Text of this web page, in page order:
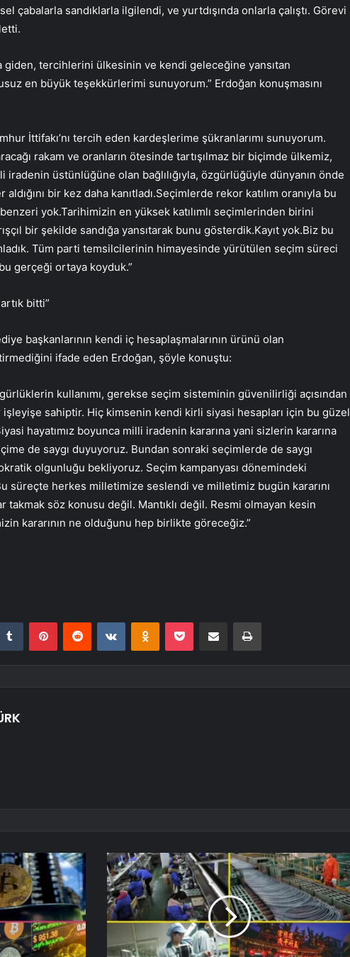
çabalarla sandıklarla ilgilendi, ve yurtdışında onlarla çalıştı. Görevi
giden, tercihlerini ülkesinin ve kendi geleceğine yansıtan
en büyük teşekkürlerimi sunuyorum.” Erdoğan konuşmasını
İttifakı’nı tercih eden kardeşlerime şükranlarımı sunuyorum.
rakam ve oranların ötesinde tartışılmaz bir biçimde ülkemiz,
üstünlüğüne olan bağlılığıyla, özgürlüğüyle dünyanın önde
bir kez daha kanıtladı.Seçimlerde rekor katılım oranıyla bu
yok.Tarihimizin en yüksek katılımlı seçimlerinden birini
bir şekilde sandığa yansıtarak bunu gösterdik.Kayıt yok.Biz bu
Tüm parti temsilcilerinin himayesinde yürütülen seçim süreci
gerçeği ortaya koyduk.”
bitti”
başkanlarının kendi iç hesaplaşmalarının ürünü olan
ifade eden Erdoğan, şöyle konuştu:
kullanımı, gerekse seçim sisteminin güvenilirliği açısından
sahiptir. Hiç kimsenin kendi kirli siyasi hesapları için bu güzel
hayatımız boyunca milli iradenin kararına yani sizlerin kararına
de saygı duyuyoruz. Bundan sonraki seçimlerde de saygı
olgunluğu bekliyoruz. Seçim kampanyası dönemindeki
süreçte herkes milletimize seslendi ve milletimiz bugün kararını
takmak söz konusu değil. Mantıklı değil. Resmi olmayan kesin
kararının ne olduğunu hep birlikte göreceğiz.”
Tumblr PinterestReddit VKontakteOdnoklassniki
Pocket E-Posta ile paylaş Yazdır